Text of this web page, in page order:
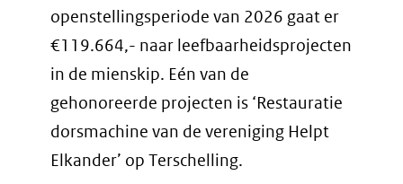
openstellingsperiode van 2026 gaat er
€119.664,- naar leefbaarheidsprojecten
in de mienskip. Eén van de
gehonoreerde projecten is ‘Restauratie
dorsmachine van de vereniging Helpt
Elkander’ op Terschelling.